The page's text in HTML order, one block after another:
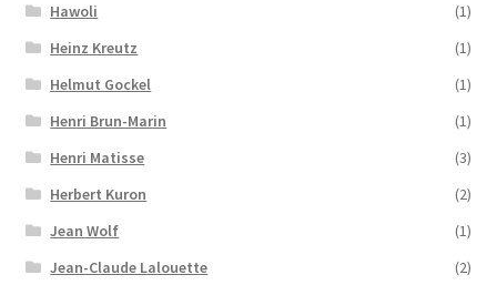
Hawoli
(1)
Heinz Kreutz
(1)
Helmut Gockel
(1)
Henri Brun-Marin
(1)
Henri Matisse
(3)
Herbert Kuron
(2)
Jean Wolf
(1)
Jean-Claude Lalouette
(2)